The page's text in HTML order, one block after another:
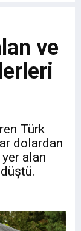
ve
Türk
dolardan
alan